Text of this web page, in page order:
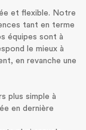
et flexible. Notre
tant en terme
équipes sont à
le mieux à
en revanche une
plus simple à
en dernière